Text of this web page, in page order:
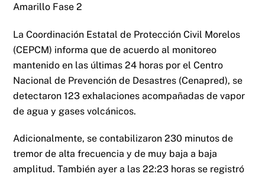
Amarillo Fase 2
La Coordinación Estatal de Protección Civil Morelos
(CEPCM) informa que de acuerdo al monitoreo
mantenido en las últimas 24 horas por el Centro
Nacional de Prevención de Desastres (Cenapred), se
detectaron 123 exhalaciones acompañadas de vapor
de agua y gases volcánicos.
Adicionalmente, se contabilizaron 230 minutos de
tremor de alta frecuencia y de muy baja a baja
amplitud. También ayer a las 22:23 horas se registró